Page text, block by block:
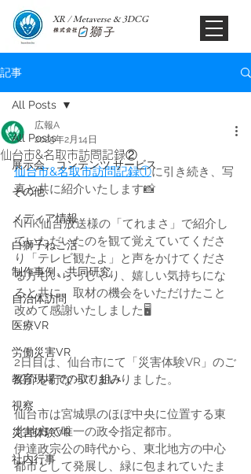
XR / Metaverse & 3DCG​
記事
All Posts
展示会、コンテンツ,サービス
その他
メディア情報
白獅子ねこ活
制作事例、共同研究
自治体訪問
医療VR
労働災害VR
教育現場での取り組み
視察
災害体験VR
社内行事
All Posts
仙台市&名取市訪問記録②
広報A
2025年2月14日
仙台市&名取市訪問記録①に引き続き、写
真と共に紹介いたします📸
NHK仙台放送様の「てれまさ」で紹介し
ていただいたのを観て覚えていてくださ
り「テレビ観たよ」と声をかけてくださ
る方もいらっしゃり、嬉しい気持ちにな
ると共に、取材の機会をいただけたこと
改めて感謝いたしました🖥️
2日目は、仙台市にて「災害体験VR」のご
紹介を行なってまいりました。
仙台市は宮城県のほぼ中央に位置する東
北地方で唯一の政令指定都市。
伊達政宗公の時代から、東北地方の中心
都市として発展し、緑に包まれていたま